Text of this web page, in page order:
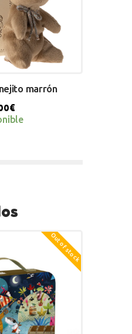
marrón
€
Out of stock